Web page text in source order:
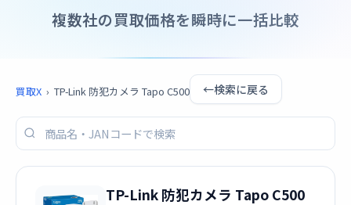
複数社の買取価格を瞬時に一括比較
買取X › TP-Link 防犯カメラ Tapo C500 ←検索に戻る
TP-Link 防犯カメラ Tapo C500